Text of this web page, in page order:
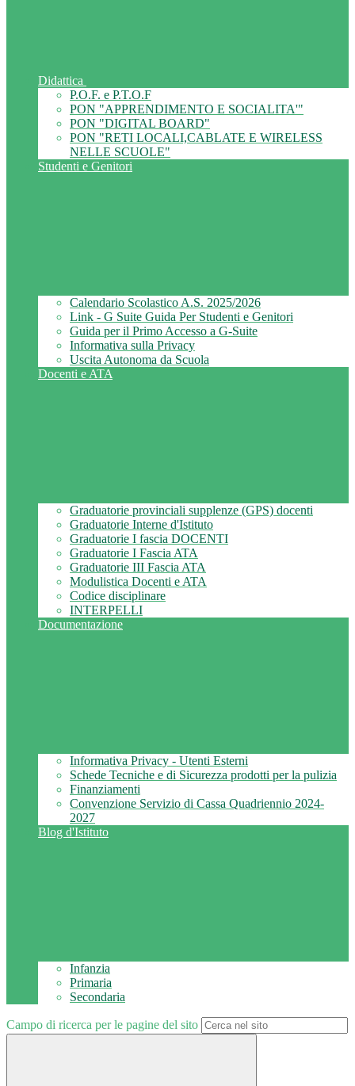
Didattica
P.O.F. e P.T.O.F
PON "APPRENDIMENTO E SOCIALITA'"
PON "DIGITAL BOARD"
PON "RETI LOCALI,CABLATE E WIRELESS
NELLE SCUOLE"
Studenti e Genitori
Calendario Scolastico A.S. 2025/2026
Link - G Suite Guida Per Studenti e Genitori
Guida per il Primo Accesso a G-Suite
Informativa sulla Privacy
Uscita Autonoma da Scuola
Docenti e ATA
Graduatorie provinciali supplenze (GPS) docenti
Graduatorie Interne d'Istituto
Graduatorie I fascia DOCENTI
Graduatorie I Fascia ATA
Graduatorie III Fascia ATA
Modulistica Docenti e ATA
Codice disciplinare
INTERPELLI
Documentazione
Informativa Privacy - Utenti Esterni
Schede Tecniche e di Sicurezza prodotti per la pulizia
Finanziamenti
Convenzione Servizio di Cassa Quadriennio 2024-
2027
Blog d'Istituto
Infanzia
Primaria
Secondaria
Campo di ricerca per le pagine del sito